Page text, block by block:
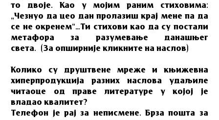
то двоје. Као у мојим раним стиховима:
„Чезнуо да цео дан пролазиш крај мене па да
се не окренем“…Ти стихови као да су постали
метафора за разумевање данашњег
света. (За опширније кликните на наслов)
Колико су друштвене мреже и књижевна
хиперпродукција разних наслова удаљиле
читаоце од праве литературе у којој је
владао квалитет?
Телефон је рај за неписмене. Брза пошта за